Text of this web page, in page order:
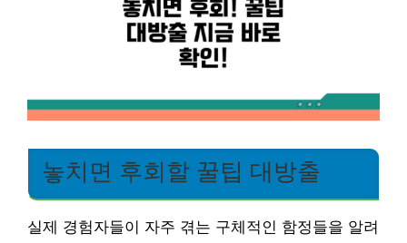
놓치면 후회할 꿀팁 대방출
실제 경험자들이 자주 겪는 구체적인 함정들을 알려